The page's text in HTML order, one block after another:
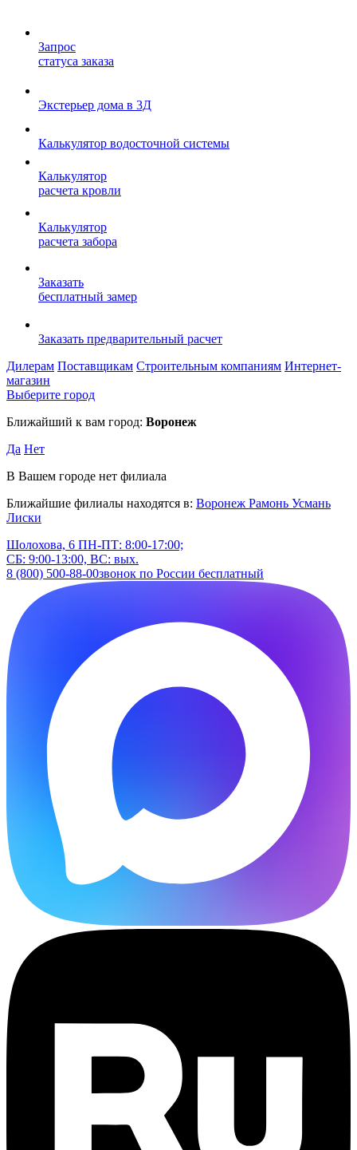
Запрос
статуса заказа
Экстерьер дома в 3Д
Калькулятор водосточной системы
Калькулятор
расчета кровли
Калькулятор
расчета забора
Заказать
бесплатный замер
Заказать предварительный расчет
Дилерам Поставщикам Строительным компаниям Интернет-
магазин
Выберите город
Ближайший к вам город: Воронеж
Да Нет
В Вашем городе нет филиала
Ближайшие филиалы находятся в: Воронеж Рамонь Усмань
Лиски
Шолохова, 6 ПН-ПТ: 8:00-17:00;
СБ: 9:00-13:00, ВС: вых.
8 (800) 500-88-00звонок по России бесплатный